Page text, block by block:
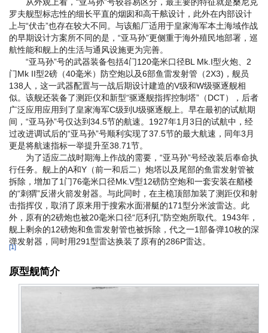
罗夫舰型标志性的细长平直的烟囱和高干舷设计，此外在内部设计
上与“伏击”也存在较大不同。与该船厂适用于皇家海军本土海域作战
的早期设计方案所不同的是，“亚马孙”更侧重于海外殖民地部署，巡
航性能和舰上的生活与通风设施更为完善。
“亚马孙”号的武器装备包括4门120毫米口径BL Mk.I型火炮、2
门Mk II型2磅（40毫米）防空炮以及6部鱼雷发射管（2X3)，舰员
138人，这一武器配置与一战后期设计建造的V级和W级驱逐舰相
似。该舰还装备了测距仪和新型“驱逐舰指挥控制塔”（DCT），后者
广泛应用应用到了皇家海军C级到U级驱逐舰上。早在最初的试航期
间，“亚马孙”号仅达到34.5节的航速。1927年1月3日的试航中，经
过改进调试后的“亚马孙”号顺利实现了37.5节的最大航速，同年3月
更是将航速指标一举提升至38.71节。
为了适应二战时期海上作战的需要，“亚马孙”号经改装后奉命执
行任务。舰上的A和Y（前一和后二）炮塔以及尾部的鱼雷发射管被
拆除，增加了1门76毫米口径Mk.V型12磅防空炮和一套安装在艏楼
的“刺猬”反潜火箭发射器。与此同时，在主桅顶部加装了测距仪和射
击指挥仪，取消了原来用于搜索水面潜艇的171型分米波雷达。此
外，原有的2磅炮也被20毫米口径“厄利孔”防空炮所取代。1943年，
舰上剩余的12磅炮和鱼雷发射管也被拆除，代之一1部备弹10枚的深
弹发射器，同时用291型雷达换装了原有的286P雷达。
[1]
原型舰简介